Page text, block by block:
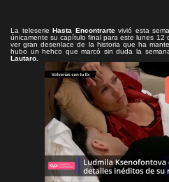
La teleserie Hasta Encontrarte vivió esta
únicamente su capítulo final para este lunes 12
ver gran desenlace de la historia que ha
hubo un hehco que marcó sin duda la
Lautaro.